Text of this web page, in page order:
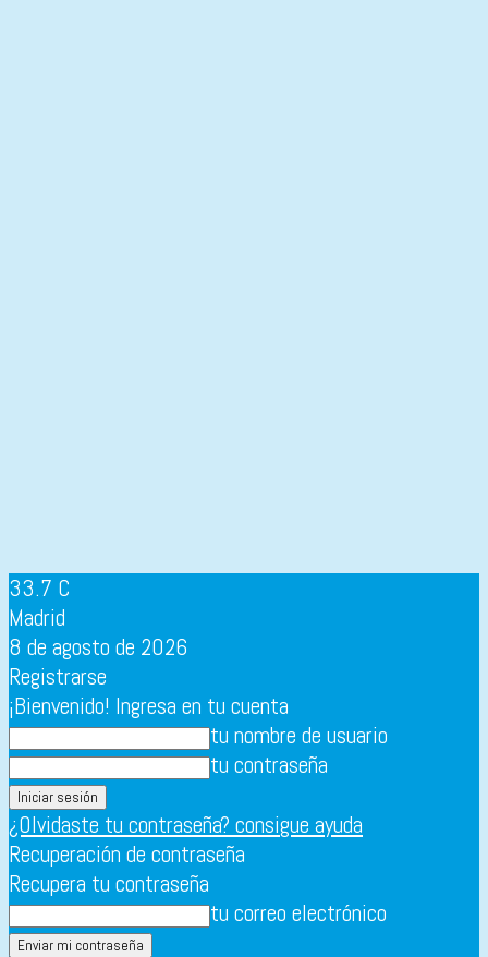
33.7 C
Madrid
8 de agosto de 2026
Registrarse
¡Bienvenido! Ingresa en tu cuenta
tu nombre de usuario
tu contraseña
¿Olvidaste tu contraseña? consigue ayuda
Recuperación de contraseña
Recupera tu contraseña
tu correo electrónico